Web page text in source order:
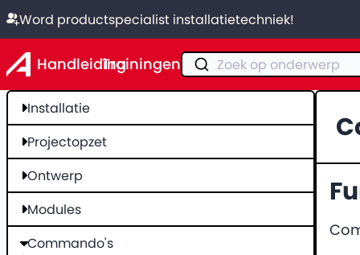
Word productspecialist installatietechniek!
HandleidingTrainingen Zoek op onderwerp
Installatie
Projectopzet
Ontwerp
Modules
Commando's